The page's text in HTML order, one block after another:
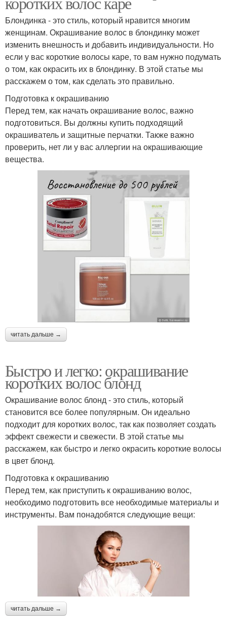
Блондинка - это стиль, который нравится многим
женщинам. Окрашивание волос в блондинку может
изменить внешность и добавить индивидуальности. Но
если у вас короткие волосы каре, то вам нужно подумать
о том, как окрасить их в блондинку. В этой статье мы
расскажем о том, как сделать это правильно.
Подготовка к окрашиванию
Перед тем, как начать окрашивание волос, важно
подготовиться. Вы должны купить подходящий
окрашиватель и защитные перчатки. Также важно
проверить, нет ли у вас аллергии на окрашивающие
вещества.
читать дальше →
Быстро и легко: окрашивание
коротких волос блонд
Окрашивание волос блонд - это стиль, который
становится все более популярным. Он идеально
подходит для коротких волос, так как позволяет создать
эффект свежести и свежести. В этой статье мы
расскажем, как быстро и легко окрасить короткие волосы
в цвет блонд.
Подготовка к окрашиванию
Перед тем, как приступить к окрашиванию волос,
необходимо подготовить все необходимые материалы и
инструменты. Вам понадобятся следующие вещи:
читать дальше →